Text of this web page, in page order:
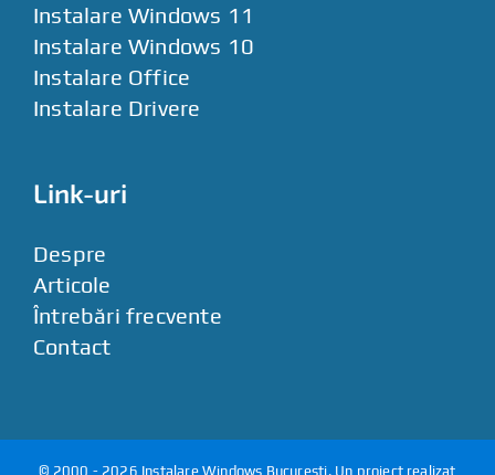
Instalare Windows 11
Instalare Windows 10
Instalare Office
Instalare Drivere
Link-uri
Despre
Articole
Întrebări frecvente
Contact
© 2000 - 2026 Instalare Windows Bucuresti. Un proiect realizat